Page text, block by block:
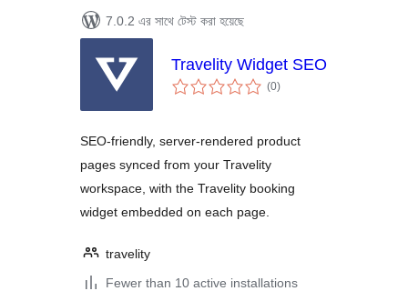
7.0.2 এর সাথে টেস্ট করা হয়েছে
Travelity Widget SEO
(0total
ratings
)
SEO-friendly, server-rendered product
pages synced from your Travelity
workspace, with the Travelity booking
widget embedded on each page.
travelity
Fewer than 10 active installations